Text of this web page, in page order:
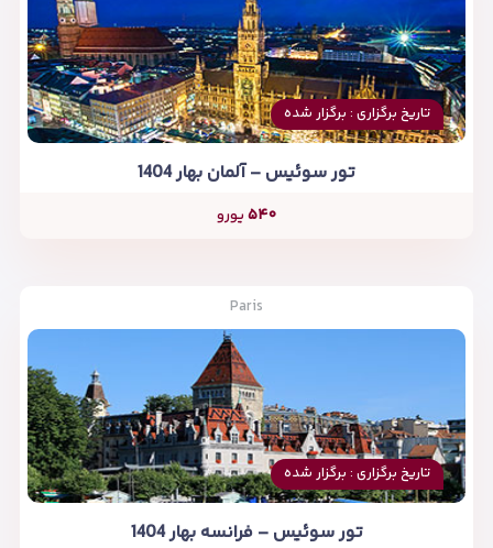
تاریخ برگزاری : برگزار شده
تور سوئیس – آلمان بهار 1404
۵۴۰یورو
Paris
تاریخ برگزاری : برگزار شده
تور سوئیس – فرانسه بهار 1404